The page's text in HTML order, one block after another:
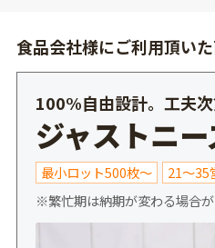
食品会社様にご利用頂い
100%自由設計。工夫次
ジャストニ
最小ロット500枚～ 21～35
※繁忙期は納期が変わる場合